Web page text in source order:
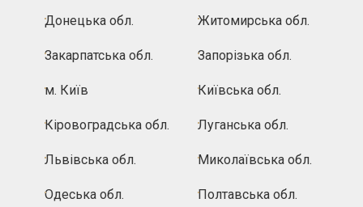
Донецька обл. Житомирська обл.
Закарпатська обл. Запорізька обл.
м. Київ Київська обл.
Кіровоградська обл. Луганська обл.
Львівська обл. Миколаївська обл.
Одеська обл. Полтавська обл.